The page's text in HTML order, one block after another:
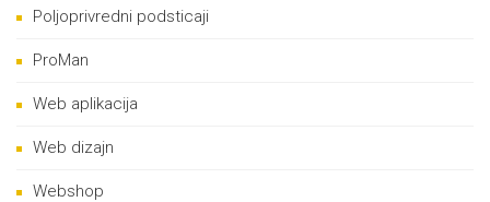
Poljoprivredni podsticaji
ProMan
Web aplikacija
Web dizajn
Webshop